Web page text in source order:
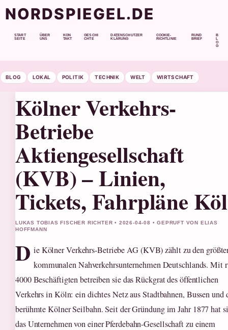
NORDSPIEGEL.DE
START
SEITE
ÜBER
UNS
KON
TAKT
GESCHI
CHTE
DATENSCHUTZER
KLÄRUNG
COOKIE-
RICHTLINIE
RUND
BRIEF
B
O
G
BLOG LOKAL POLITIK TECHNIK WELT WIRTSCHAFT
Kölner Verkehrs-
Betriebe
Aktiengesellschaft
(KVB) – Linien,
Tickets, Fahrpläne
LUKAS TOBIAS FISCHER RICHTER • 2026-04-08 • GEPRUFT VON ELIAS
HOFFMANN
D ie Kölner Verkehrs-Betriebe AG (KVB) zählt zu den
kommunalen Nahverkehrsunternehmen Deutschlands. Mit
4000 Beschäftigten betreiben sie das Rückgrat des öffentlichen
Verkehrs in Köln: ein dichtes Netz aus Stadtbahnen, Bussen und
berühmte Kölner Seilbahn. Seit der Gründung im Jahr 1877 hat
das Unternehmen von einer Pferdebahn-Gesellschaft zu einem